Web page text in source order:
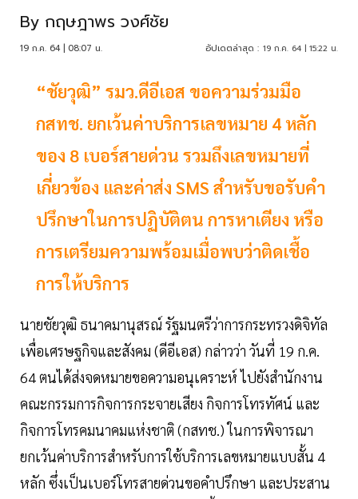
By กฤษฎาพร วงศ์ชัย
19 ก.ค. 64 | 08:07 น. อัปเดตล่าสุด : 19 ก.ค. 64 | 15:22 น.
“ชัยวุฒิ” รมว.ดีอีเอส ขอความร่วมมือ
กสทช. ยกเว้นค่าบริการเลขหมาย 4 หลัก
ของ 8 เบอร์สายด่วน รวมถึงเลขหมายที่
เกี่ยวข้อง และค่าส่ง SMS สำหรับขอรับคำ
ปรึกษาในการปฏิบัติตน การหาเตียง หรือ
การเตรียมความพร้อมเมื่อพบว่าติดเชื้อ
การให้บริการ
นายชัยวุฒิ ธนาคมานุสรณ์ รัฐมนตรีว่าการกระทรวงดิจิทัล
เพื่อเศรษฐกิจและสังคม (ดีอีเอส) กล่าวว่า วันที่ 19 ก.ค.
64 ตนได้ส่งจดหมายขอความอนุเคราะห์ ไปยังสำนักงาน
คณะกรรมการกิจการกระจายเสียง กิจการโทรทัศน์ และ
กิจการโทรคมนาคมแห่งชาติ (กสทช.) ในการพิจารณา
ยกเว้นค่าบริการสำหรับการใช้บริการเลขหมายแบบสั้น 4
หลัก ซึ่งเป็นเบอร์โทรสายด่วนขอคำปรึกษา และประสาน